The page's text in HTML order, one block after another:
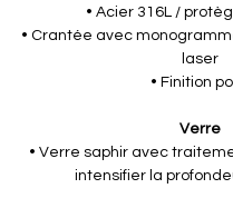
• Acier 316L /
• Crantée avec
laser
• Finition
Verre
• Verre saphir avec
intensifier la